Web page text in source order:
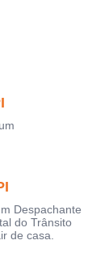
Despachante
do Trânsito
de casa.